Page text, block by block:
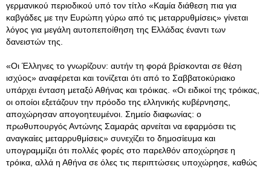
γερμανικού περιοδικού υπό τον τίτλο «Καμία διάθεση πια για
καβγάδες με την Ευρώπη γύρω από τις μεταρρυθμίσεις» γίνεται
λόγος για μεγάλη αυτοπεποίθηση της Ελλάδας έναντι των
δανειστών της.
«Οι Έλληνες το γνωρίζουν: αυτήν τη φορά βρίσκονται σε θέση
ισχύος» αναφέρεται και τονίζεται ότι από το Σαββατοκύριακο
υπάρχει ένταση μεταξύ Αθήνας και τρόικας. «Οι ειδικοί της τρόικας,
οι οποίοι εξετάζουν την πρόοδο της ελληνικής κυβέρνησης,
αποχώρησαν απογοητευμένοι. Σημείο διαφωνίας: ο
πρωθυπουργός Αντώνης Σαμαράς αρνείται να εφαρμόσει τις
αναγκαίες μεταρρυθμίσεις» συνεχίζει το δημοσίευμα και
υπογραμμίζει ότι πολλές φορές στο παρελθόν αποχώρησε η
τρόικα, αλλά η Αθήνα σε όλες τις περιπτώσεις υποχώρησε, καθώς